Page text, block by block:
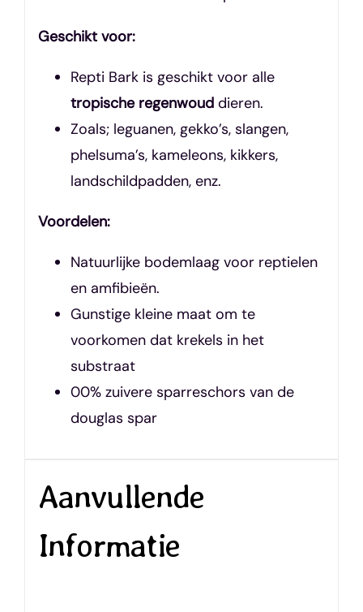
Geschikt voor:
Repti Bark is geschikt voor alle
tropische regenwouddieren.
Zoals; leguanen, gekko’s, slangen,
phelsuma’s, kameleons, kikkers,
landschildpadden, enz.
Voordelen:
Natuurlijke bodemlaag voor reptielen
en amfibieën.
Gunstige kleine maat om te
voorkomen dat krekels in het
substraat
00% zuivere sparreschors van de
douglas spar
Aanvullende
Informatie